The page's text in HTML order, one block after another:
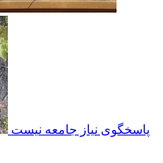
پاسخگوی نیاز جامعه نیست